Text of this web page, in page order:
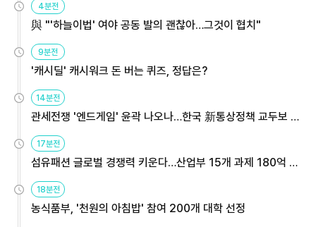
4분전
與 "'하늘이법' 여야 공동 발의 괜찮아…그것이 협치"
9분전
'캐시딜' 캐시워크 돈 버는 퀴즈, 정답은?
14분전
관세전쟁 '엔드게임' 윤곽 나오나…한국 新통상정책 교두보 활
17분전
섬유패션 글로벌 경쟁력 키운다…산업부 15개 과제 180억 지
18분전
농식품부, '천원의 아침밥' 참여 200개 대학 선정